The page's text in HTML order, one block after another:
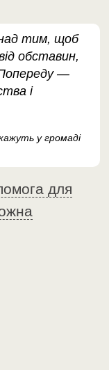
тим, щоб
обставин,
Попереду —
і
у громаді
для